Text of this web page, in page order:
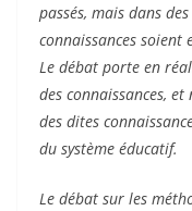
passés, mais dans
connaissances soient
Le débat porte en
des connaissances,
des dites
du système éducatif.
Le débat sur les